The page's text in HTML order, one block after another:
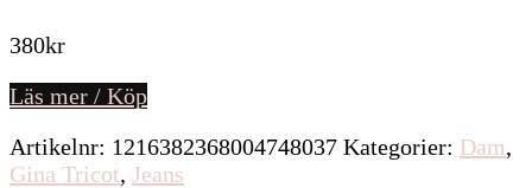
380kr
Läs mer / Köp
Artikelnr: 1216382368004748037 Kategorier: Dam,
Gina Tricot, Jeans